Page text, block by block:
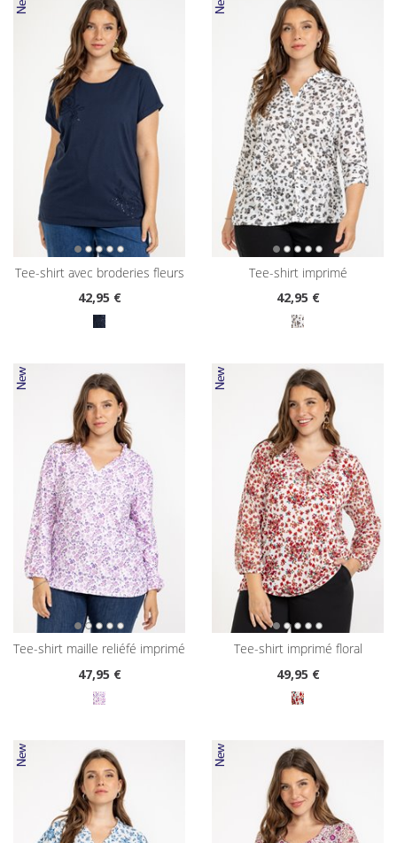
tee-shirt avec broderies fleurs
42,95 €
tee-shirt imprimé
42,95 €
tee-shirt maille reliéfé imprimé
47,95 €
tee-shirt imprimé floral
49,95 €